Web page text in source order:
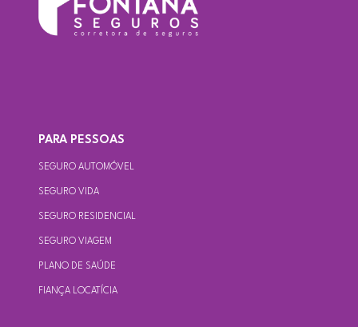
PARA PESSOAS
SEGURO AUTOMÓVEL
SEGURO VIDA
SEGURO RESIDENCIAL
SEGURO VIAGEM
PLANO DE SAÚDE
FIANÇA LOCATÍCIA